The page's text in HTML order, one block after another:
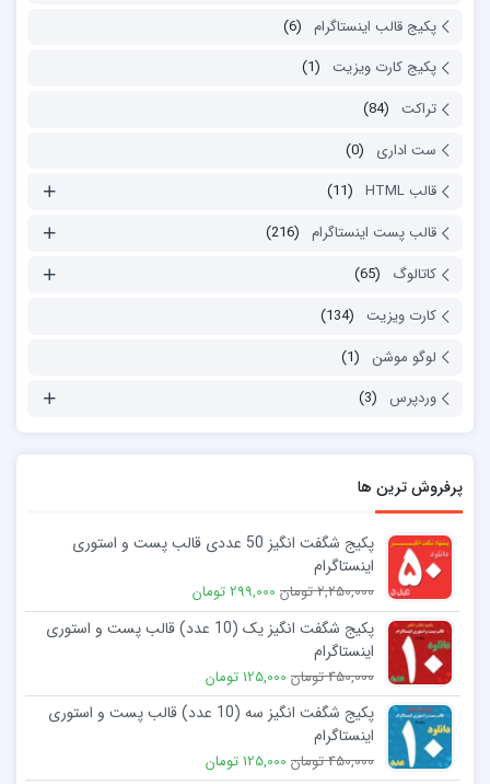
پکیج قالب اینستاگرام (6)
پکیج کارت ویزیت
(1)
تراکت
(84)
ست اداری
(0)
قالب HTML
(11)
قالب پست اینستاگرام (216)
کاتالوگ
(65)
کارت ویزیت
(134)
لوگو موشن
(1)
وردپرس
(3)
پرفروش ترین ها
پکیج شگفت انگیز 50 عددی قالب پست و استوری
اینستاگرام
2,250,000 تومان 299,000 تومان
پکیج شگفت انگیز یک (10 عدد) قالب پست و استوری
اینستاگرام
450,000 تومان 125,000 تومان
پکیج شگفت انگیز سه (10 عدد) قالب پست و استوری
اینستاگرام
450,000 تومان 125,000 تومان